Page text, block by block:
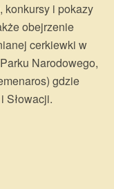
konkursy i pokazy
obejrzenie
cerkiewki w
Narodowego,
gdzie
Słowacji.